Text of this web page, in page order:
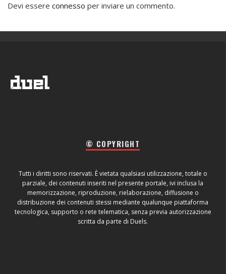
Devi essere connesso per inviare un commento.
© COPYRIGHT
Tutti i diritti sono riservati. È vietata qualsiasi utilizzazione, totale o
parziale, dei contenuti inseriti nel presente portale, ivi inclusa la
memorizzazione, riproduzione, rielaborazione, diffusione o
distribuzione dei contenuti stessi mediante qualunque piattaforma
tecnologica, supporto o rete telematica, senza previa autorizzazione
scritta da parte di Duels.